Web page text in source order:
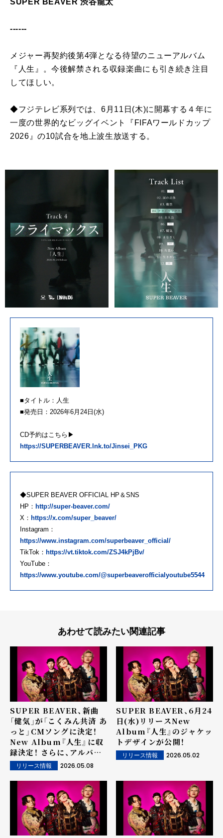
SUPER BEAVER 渋谷龍太
------
メジャー再契約後第4弾となる待望のニューアルバム
『人生』。今後解禁される収録楽曲にも引き続き注目
してほしい。
◆フジテレビ系列では、6月11日(木)に開幕する４年に
一度の世界的なビッグイベント『FIFAワールドカップ
2026』の10試合を地上波生放送する。
■タイトル：人生
■発売日：2026年6月24日(水)
CD予約はこちら▶
https://SUPERBEAVER.lnk.to/Jinsei_PKG
◆SUPER BEAVER OFFICIAL HP＆SNS
HP： http://super-beaver.com/
X： https://x.com/super_beaver/
Instagram：
https://www.instagram.com/superbeaver_official/
TikTok： https://vt.tiktok.com/ZSJ4kPjBv/
YouTube：
https://www.youtube.com/@superbeaverofficialyoutube5544
あわせて読みたい関連記事
SUPER BEAVER、新曲
「健気」が「こくみん共済 あ
っと」CMソングに決定！
New Album『人生』に収
録決定！ さらに、アルバム
曲順が一部解禁！
リリース情報 2026.05.08
SUPER BEAVER、6月24
日(水)リリースNew
Album『人生』のジャケッ
トデザインが公開！
リリース情報 2026.05.02